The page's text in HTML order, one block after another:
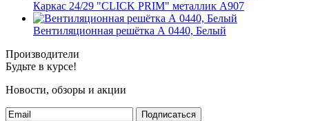
Каркас 24/29 "CLICK PRIM" металлик А907
Вентиляционная решётка А 0440, Белый
Производители
Будьте в курсе!
Новости, обзоры и акции
Подписаться